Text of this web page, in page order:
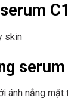
serum
skin
ánh nắng mặt